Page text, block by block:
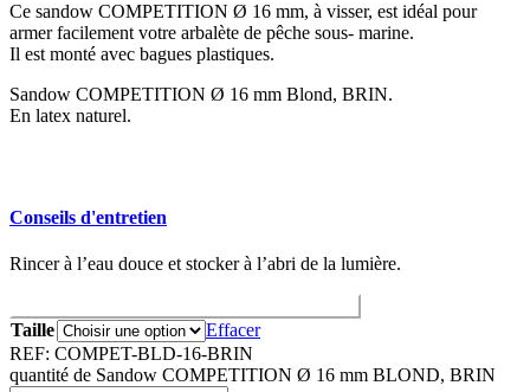
Ce sandow COMPETITION Ø 16 mm, à visser, est idéal pour
armer facilement votre arbalète de pêche sous- marine.
Il est monté avec bagues plastiques.
Sandow COMPETITION Ø 16 mm Blond, BRIN.
En latex naturel.
Conseils d'entretien
Rincer à l’eau douce et stocker à l’abri de la lumière.
Taille
Effacer
REF: COMPET-BLD-16-BRIN
quantité de Sandow COMPETITION Ø 16 mm BLOND, BRIN